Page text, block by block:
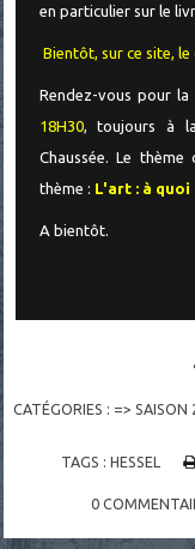
en particulier sur le
Bientôt, sur ce site,
Rendez-vous pour la
18H30, toujours à
Chaussée. Le
thème : L'art : à quoi
A bientôt.
CATÉGORIES : => SAISON
TAGS :HESSEL
0